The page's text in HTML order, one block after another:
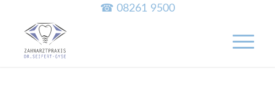
☎ 08261 9500